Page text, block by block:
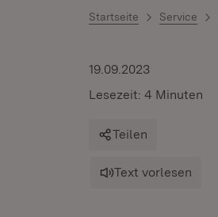
Startseite Service
19.09.2023
Lesezeit: 4 Minuten
Teilen
Text vorlesen